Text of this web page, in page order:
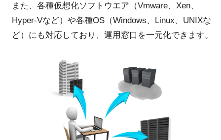
また、各種仮想化ソフトウエア（Vmware、Xen、
Hyper-Vなど）や各種OS（Windows、Linux、UNIXな
ど）にも対応しており、運用窓口を一元化できます。